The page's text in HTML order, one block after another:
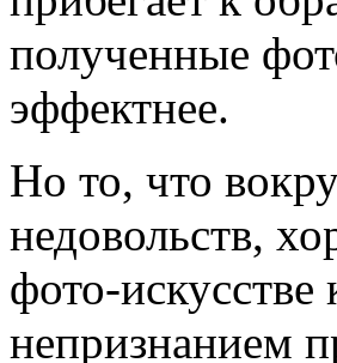
полученные
эффектнее.
Но то, что
недовольств,
фото-
непризнанием